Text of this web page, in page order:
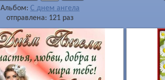
Альбом: С днем ангела
отправлена: 121 раз